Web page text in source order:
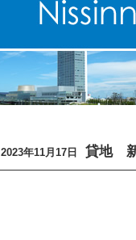
2023年11月17日 貸地